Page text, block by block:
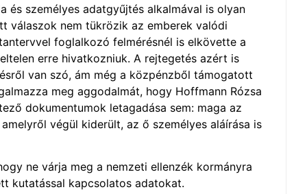
és személyes adatgyűjtés alkalmával is olyan
válaszok nem tükrözik az emberek valódi
foglalkozó felmérésnél is elkövette a
erre hivatkozniuk. A rejtegetés azért is
van szó, ám még a közpénzből támogatott
meg aggodalmát, hogy Hoffmann Rózsa
dokumentumok letagadása sem: maga az
végül kiderült, az ő személyes aláírása is
ne várja meg a nemzeti ellenzék kormányra
kutatással kapcsolatos adatokat.